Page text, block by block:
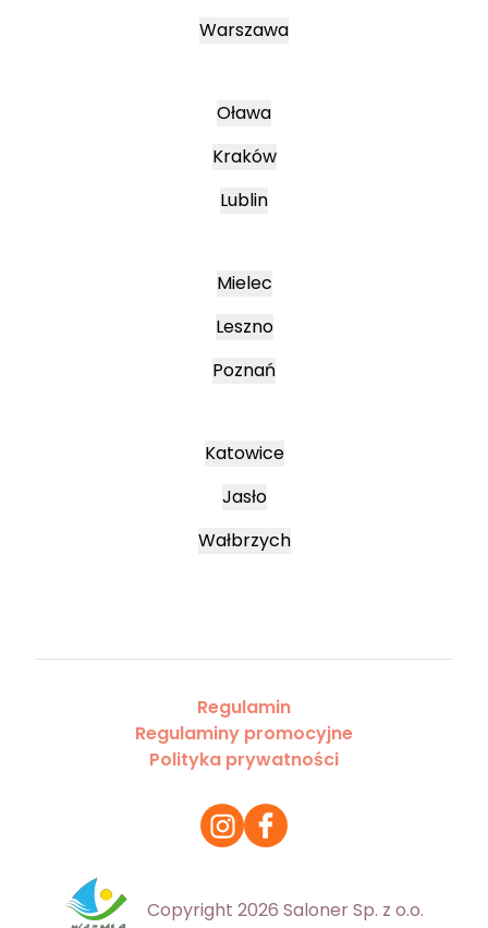
Warszawa
Oława
Kraków
Lublin
Mielec
Leszno
Poznań
Katowice
Jasło
Wałbrzych
Regulamin
Regulaminy promocyjne
Polityka prywatności
Copyright 2026 Saloner Sp. z o.o.